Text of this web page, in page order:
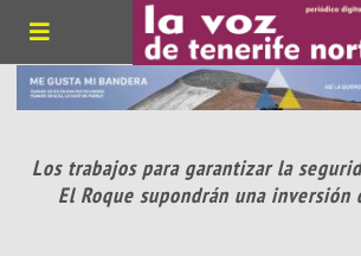
Los trabajos para garantizar la
El Roque supondrán una